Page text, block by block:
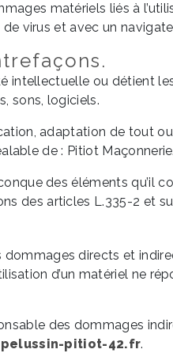
matériels liés à
virus et avec un
ou détient
sons, logiciels.
adaptation de tout
de : Pitiot Maçonnerie.
des éléments qu’il
des articles L.335-2 et
directs et
d’un matériel ne
des dommages
pitiot-42.fr.